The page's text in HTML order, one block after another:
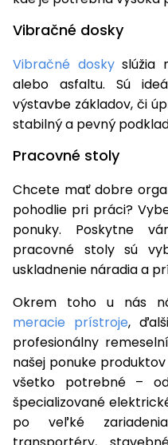
Vibračné dosky
Vibračné doskyslúžia
alebo asfaltu. Sú
výstavbe základov, či
stabilný a pevný
Pracovné stoly
Chcete mať dobre
pohodlie pri práci?
ponuky. Poskytne
pracovné stoly sú
uskladnenie náradia a
Okrem toho u nás
meracie prístroje,
profesionálny
našej ponuke
všetko potrebné –
špecializované
po veľké